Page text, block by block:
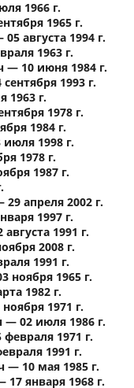
1966 г.
1965 г.
августа 1994 г.
1963 г.
— 10 июня 1984 г.
1993 г.
1963 г.
1978 г.
1984 г.
1998 г.
1978 г.
1987 г.
апреля 2002 г.
1997 г.
1991 г.
2008 г.
1991 г.
ноября 1965 г.
1982 г.
1971 г.
— 02 июля 1986 г.
1971 г.
1991 г.
— 10 мая 1985 г.
января 1968 г.